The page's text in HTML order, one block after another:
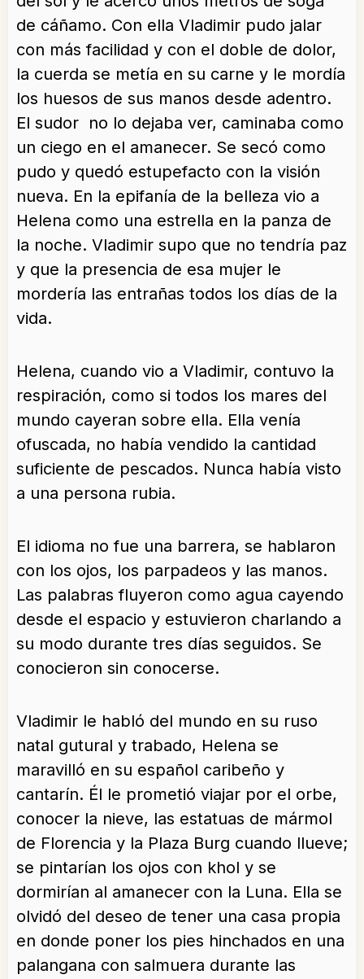
de cáñamo. Con ella Vladimir pudo jalar
con más facilidad y con el doble de dolor,
la cuerda se metía en su carne y le mordía
los huesos de sus manos desde adentro.
El sudor no lo dejaba ver, caminaba como
un ciego en el amanecer. Se secó como
pudo y quedó estupefacto con la visión
nueva. En la epifanía de la belleza vio a
Helena como una estrella en la panza de
la noche. Vladimir supo que no tendría paz
y que la presencia de esa mujer le
mordería las entrañas todos los días de la
vida.
Helena, cuando vio a Vladimir, contuvo la
respiración, como si todos los mares del
mundo cayeran sobre ella. Ella venía
ofuscada, no había vendido la cantidad
suficiente de pescados. Nunca había visto
a una persona rubia.
El idioma no fue una barrera, se hablaron
con los ojos, los parpadeos y las manos.
Las palabras fluyeron como agua cayendo
desde el espacio y estuvieron charlando a
su modo durante tres días seguidos. Se
conocieron sin conocerse.
Vladimir le habló del mundo en su ruso
natal gutural y trabado, Helena se
maravilló en su español caribeño y
cantarín. Él le prometió viajar por el orbe,
conocer la nieve, las estatuas de mármol
de Florencia y la Plaza Burg cuando llueve;
se pintarían los ojos con khol y se
dormirían al amanecer con la Luna. Ella se
olvidó del deseo de tener una casa propia
en donde poner los pies hinchados en una
palangana con salmuera durante las